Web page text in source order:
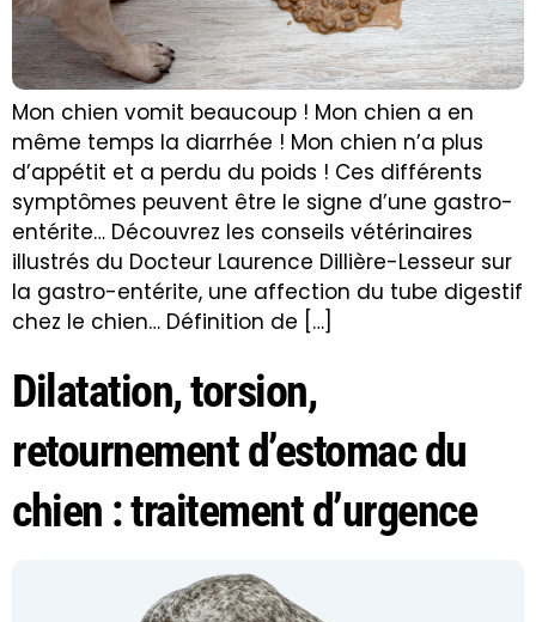
Mon chien vomit beaucoup ! Mon chien a en
même temps la diarrhée ! Mon chien n’a plus
d’appétit et a perdu du poids ! Ces différents
symptômes peuvent être le signe d’une gastro-
entérite… Découvrez les conseils vétérinaires
illustrés du Docteur Laurence Dillière-Lesseur sur
la gastro-entérite, une affection du tube digestif
chez le chien… Définition de […]
Dilatation, torsion,
retournement d’estomac du
chien : traitement d’urgence